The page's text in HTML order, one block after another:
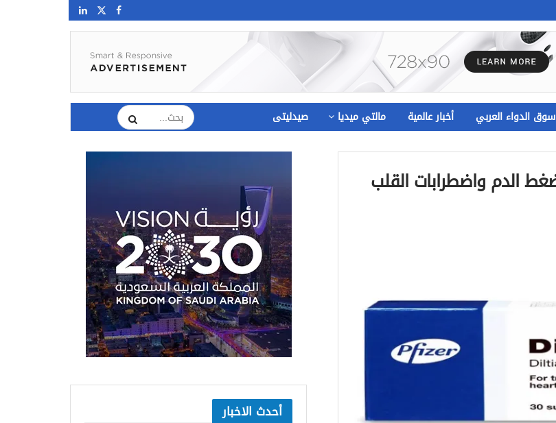
سوق الدواء العربي أخبار عالمية مالتي ميديا صيدليتى
أحدث الاخبار